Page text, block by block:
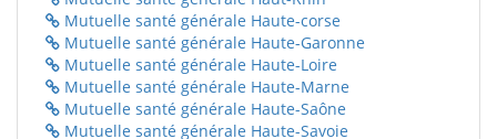
Mutuelle santé générale Haute-corse
Mutuelle santé générale Haute-Garonne
Mutuelle santé générale Haute-Loire
Mutuelle santé générale Haute-Marne
Mutuelle santé générale Haute-Saône
Mutuelle santé générale Haute-Savoie